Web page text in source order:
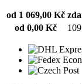
od 1 069,00 Kč
od 0,00 Kč